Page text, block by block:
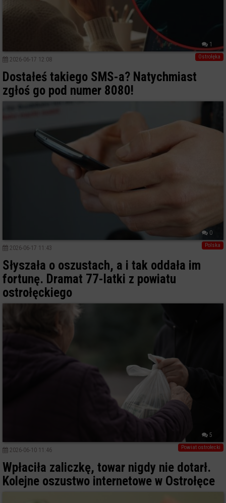
1
Ostrołęka
2026-06-17 12:08
Dostałeś takiego SMS-a? Natychmiast
zgłoś go pod numer 8080!
0
Polska
2026-06-17 11:43
Słyszała o oszustach, a i tak oddała im
fortunę. Dramat 77-latki z powiatu
ostrołęckiego
5
Powiat ostrołecki
2026-06-10 11:46
Wpłaciła zaliczkę, towar nigdy nie dotarł.
Kolejne oszustwo internetowe w Ostrołęce